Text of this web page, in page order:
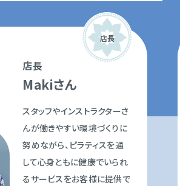
店長
店長
Makiさん
スタッフやインストラクターさ
んが働きやすい環境づくりに
努めながら、ピラティスを通
して心身ともに健康でいられ
るサービスをお客様に提供で